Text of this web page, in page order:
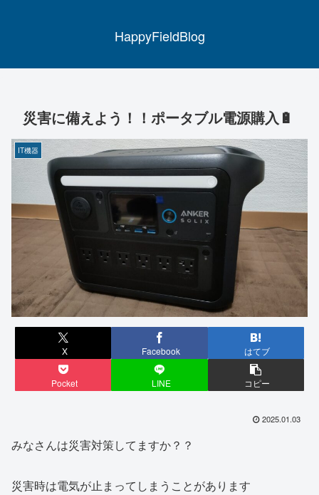
HappyFieldBlog
災害に備えよう！！ポータブル電源購入🔋
IT機器
X Facebook はてブ
Pocket LINE コピー
2025.01.03
みなさんは災害対策してますか？？
災害時は電気が止まってしまうことがあります